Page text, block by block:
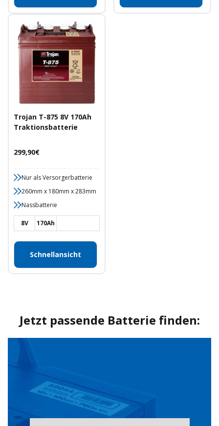
Trojan T-875 8V 170Ah
Traktionsbatterie
Angebotspreis
299,90€
Nur als Versorgerbatterie
260mm x 180mm x 283mm
Nassbatterie
8V 170Ah
Schnellansicht
Jetzt passende Batterie finden: